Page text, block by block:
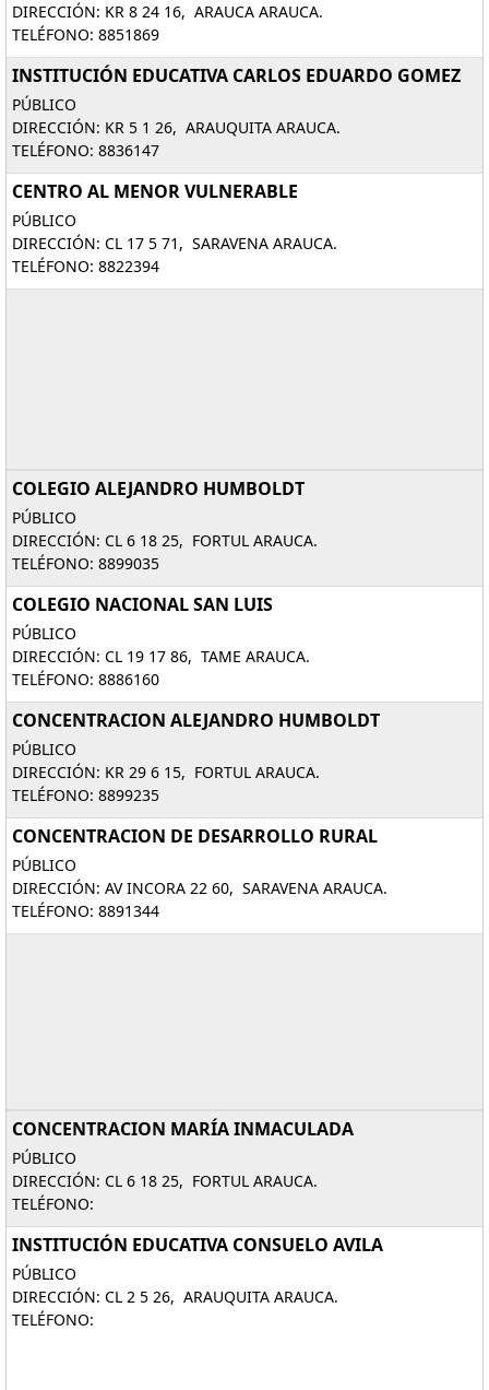
DIRECCIÓN: KR 8 24 16, ARAUCA ARAUCA.
TELÉFONO: 8851869
INSTITUCIÓN EDUCATIVA CARLOS EDUARDO GOMEZ
PÚBLICO
DIRECCIÓN: KR 5 1 26, ARAUQUITA ARAUCA.
TELÉFONO: 8836147
CENTRO AL MENOR VULNERABLE
PÚBLICO
DIRECCIÓN: CL 17 5 71, SARAVENA ARAUCA.
TELÉFONO: 8822394
COLEGIO ALEJANDRO HUMBOLDT
PÚBLICO
DIRECCIÓN: CL 6 18 25, FORTUL ARAUCA.
TELÉFONO: 8899035
COLEGIO NACIONAL SAN LUIS
PÚBLICO
DIRECCIÓN: CL 19 17 86, TAME ARAUCA.
TELÉFONO: 8886160
CONCENTRACION ALEJANDRO HUMBOLDT
PÚBLICO
DIRECCIÓN: KR 29 6 15, FORTUL ARAUCA.
TELÉFONO: 8899235
CONCENTRACION DE DESARROLLO RURAL
PÚBLICO
DIRECCIÓN: AV INCORA 22 60, SARAVENA ARAUCA.
TELÉFONO: 8891344
CONCENTRACION MARÍA INMACULADA
PÚBLICO
DIRECCIÓN: CL 6 18 25, FORTUL ARAUCA.
TELÉFONO:
INSTITUCIÓN EDUCATIVA CONSUELO AVILA
PÚBLICO
DIRECCIÓN: CL 2 5 26, ARAUQUITA ARAUCA.
TELÉFONO: